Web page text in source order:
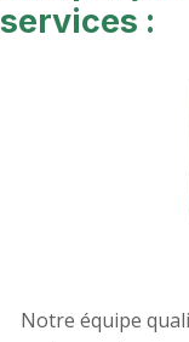
services :
Notre équipe